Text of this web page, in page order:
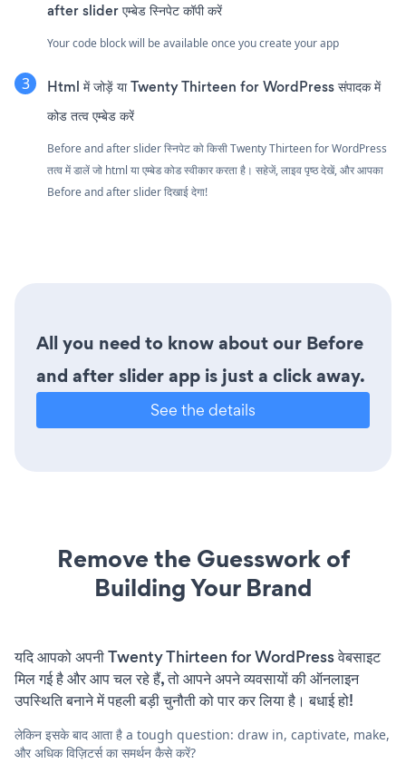
after slider एम्बेड स्निपेट कॉपी करें
Your code block will be available once you create your app
Html में जोड़ें या Twenty Thirteen for WordPress संपादक में
कोड तत्व एम्बेड करें
Before and after slider स्निपेट को किसी Twenty Thirteen for WordPress
तत्व में डालें जो html या एम्बेड कोड स्वीकार करता है। सहेजें, लाइव पृष्ठ देखें, और आपका
Before and after slider दिखाई देगा!
All you need to know about our Before
and after slider app is just a click away.
See the details
Remove the Guesswork of
Building Your Brand
यदि आपको अपनी Twenty Thirteen for WordPress वेबसाइट
मिल गई है और आप चल रहे हैं, तो आपने अपने व्यवसायों की ऑनलाइन
उपस्थिति बनाने में पहली बड़ी चुनौती को पार कर लिया है। बधाई हो!
लेकिन इसके बाद आता है a tough question: draw in, captivate, make,
और अधिक विज़िटर्स का समर्थन कैसे करें?